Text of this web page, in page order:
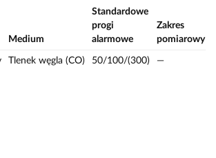
Medium
Standardowe
progi
alarmowe
Zakres
pomiarowy
Tlenek węgla (CO) 50/100/(300) —